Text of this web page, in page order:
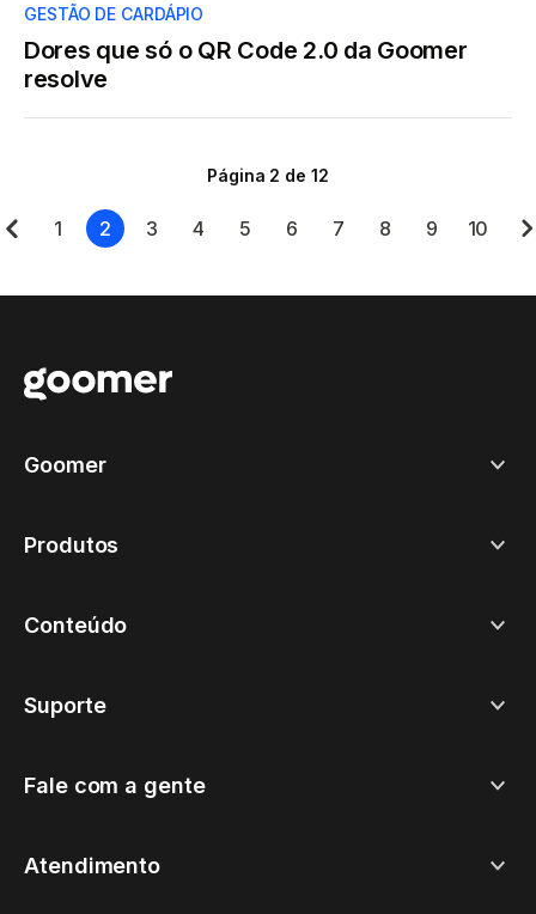
GESTÃO DE CARDÁPIO
Dores que só o QR Code 2.0 da Goomer
resolve
Página 2 de 12
1 2 3 4 5 6 7 8 9 10
Goomer
Produtos
Conteúdo
Suporte
Fale com a gente
Atendimento